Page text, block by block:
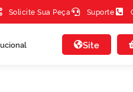
Solicite Sua Peça Suporte
Site